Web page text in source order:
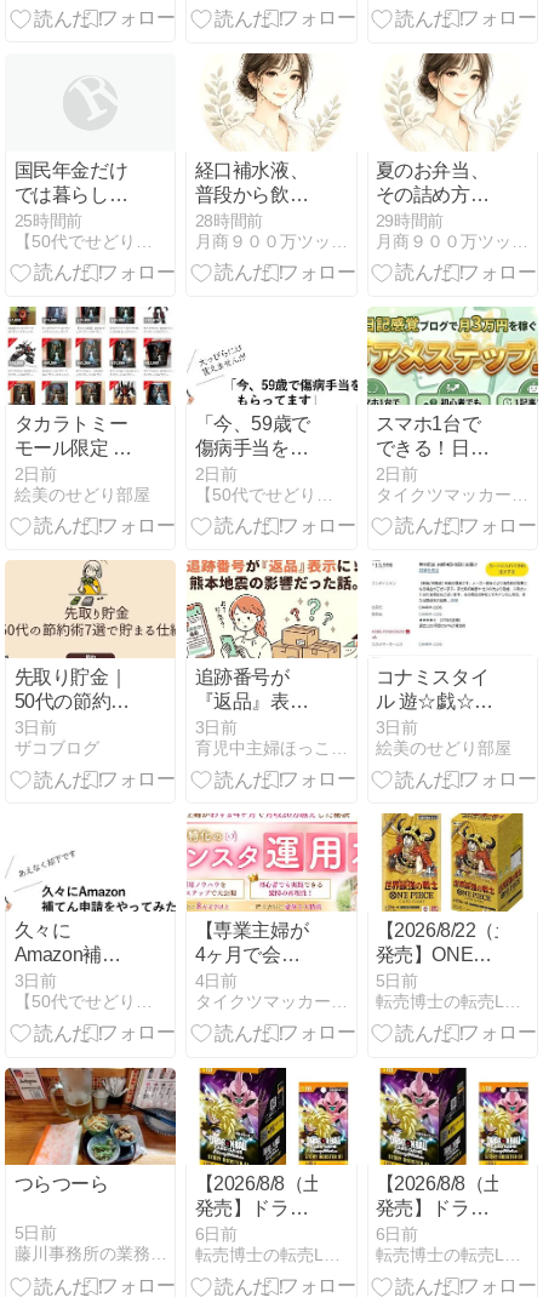
基本
ーム FW
BOOSTER01[ST01]
国民年金だけ
では暮らして
いけぬ【せど
りで収入を足
すべし】
25時間前
経口補水液、
普段から飲ん
でない？夏に
知りたい7つ
の基本
28時間前
夏のお弁当、
その詰め方で
大丈夫？食中
毒を防ぐ7つ
の基本
29時間前
タカラトミー
モール限定 ダ
イアクロン
DA-80 ビッグ
パワードGV
2日前
絵美のせどり部屋
「今、59歳で
傷病手当をも
らってます」
【大っぴらに
は言えません
2日前
スマホ1台で
できる！日記
感覚ブログで
月3万円を稼
ぐ『アメステ
2日前
先取り貯金｜
50代の節約術
7選で貯まる
仕組み
3日前
ザコブログ
追跡番号が
『返品』表示
に!熊本地震の
影響だった話
3日前
コナミスタイ
ル 遊☆戯☆王
ORIGINAL
ARTWORK
COLLECTION
3日前
絵美のせどり部屋
久々に
Amazon補て
ん申請をやっ
てみたら【あ
えなく却下で
3日前
【専業主婦が
4ヶ月で会社
員以上の収益
化を実現‼︎】マ
マ特化のイン
4日前
【2026/8/22（土）
発売】ONE
PIECEカード
ゲーム ブース
ターパック 世
【OP-17】
5日前
つらつーら
5日前
藤川事務所の業務日誌
【2026/8/8（土）
発売】ドラゴ
ンボールスー
パーカードゲ
ーム フュージ
6日前
【2026/8/8（土）
発売】ドラゴ
ンボールスー
パーカードゲ
ーム フュージ
6日前